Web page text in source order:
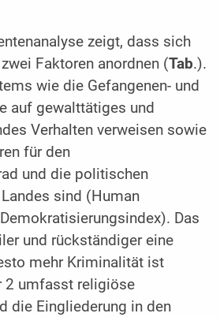
zeigt, dass sich
Faktoren anordnen (Tab.).
wie die Gefangenen- und
auf gewalttätiges und
Verhalten verweisen sowie
für den
und die politischen
sind (Human
Das
und rückständiger eine
mehr Kriminalität ist
2 umfasst religiöse
die Eingliederung in den